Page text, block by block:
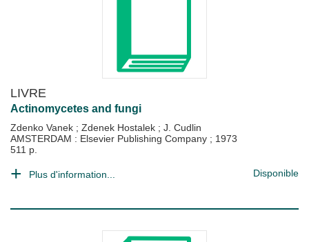
LIVRE
Actinomycetes and fungi
Zdenko Vanek ; Zdenek Hostalek ; J. Cudlin
AMSTERDAM : Elsevier Publishing Company ; 1973
511 p.
Plus d'information... Disponible